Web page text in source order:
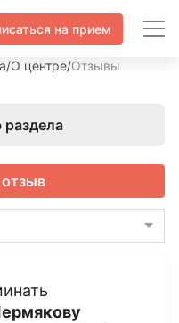
на прием
/О центре/Отзывы